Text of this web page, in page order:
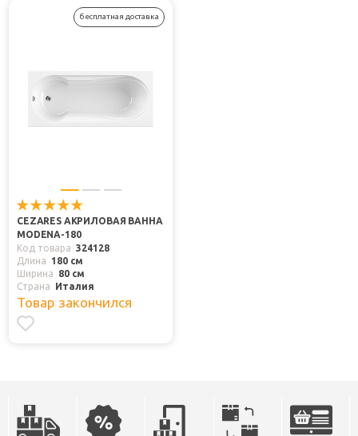
бесплатная доставка
CEZARES АКРИЛОВАЯ ВАННА
MODENA-180
Код товара 324128
Длина
180 см
Ширина
80 см
Страна
Италия
Товар закончился